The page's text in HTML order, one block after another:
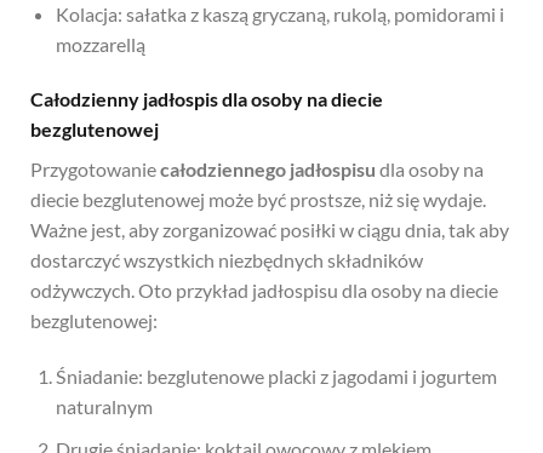
Kolacja: sałatka z kaszą gryczaną, rukolą, pomidorami i
mozzarellą
Całodzienny jadłospis dla osoby na diecie
bezglutenowej
Przygotowaniecałodziennego jadłospisu dla osoby na
diecie bezglutenowej może być prostsze, niż się wydaje.
Ważne jest, aby zorganizować posiłki w ciągu dnia, tak aby
dostarczyć wszystkich niezbędnych składników
odżywczych. Oto przykład jadłospisu dla osoby na diecie
bezglutenowej:
Śniadanie: bezglutenowe placki z jagodami i jogurtem
naturalnym